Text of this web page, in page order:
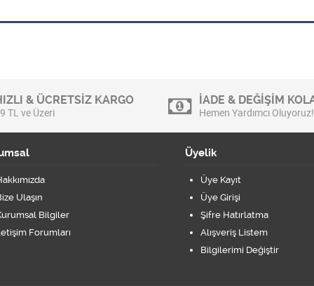
& ÜCRETSİZ KARGO
TL ve Üzeri
İADE & DEĞİŞİM
Hemen Yardımcı Oluyoruz!
Ulaşın
Bilgiler
Forumları
Üyelik
Üye Kayıt
Üye Girişi
Şifre Hatırlatma
Alışveriş Listem
Bilgilerimi Değiştir